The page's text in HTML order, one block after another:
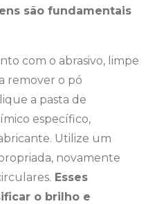
são fundamentais
com o abrasivo, limpe
remover o pó
a pasta de
específico,
Utilize um
novamente
Esses
o brilho e